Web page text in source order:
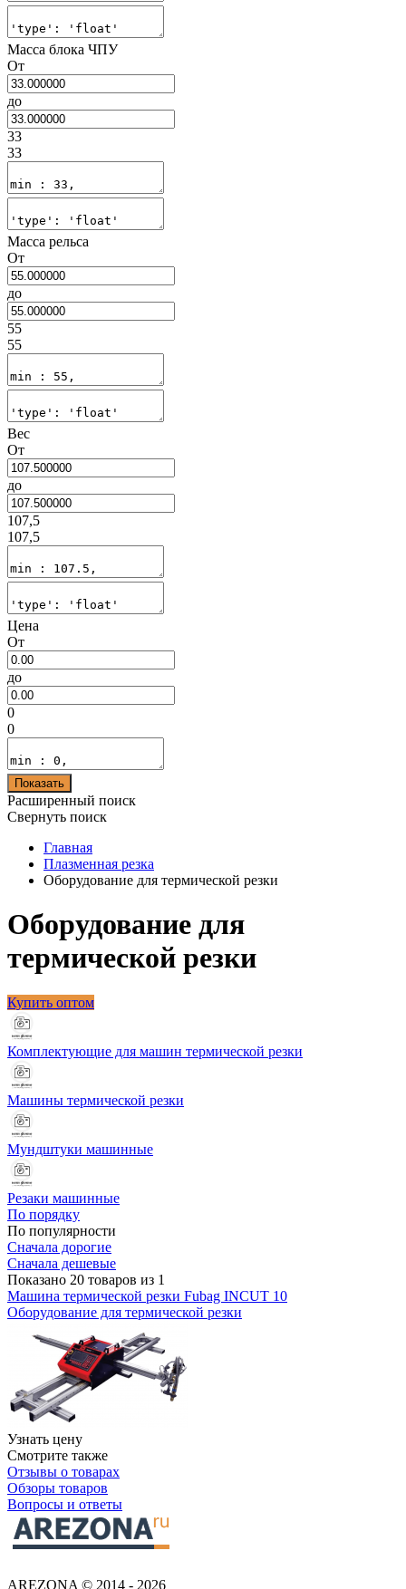
Масса блока ЧПУ
От
до
33
33
Масса рельса
От
до
55
55
Вес
От
до
107,5
107,5
Цена
От
до
0
0
Показать
Расширенный поиск
Свернуть поиск
Главная
Плазменная резка
Оборудование для термической резки
Оборудование для
термической резки
Купить оптом
Комплектующие для машин термической резки
Машины термической резки
Мундштуки машинные
Резаки машинные
По порядку
По популярности
Сначала дорогие
Сначала дешевые
Показано 20 товаров из 1
Машина термической резки Fubag INCUT 10
Оборудование для термической резки
Узнать цену
Смотрите также
Отзывы о товарах
Обзоры товаров
Вопросы и ответы
AREZONA © 2014 - 2026